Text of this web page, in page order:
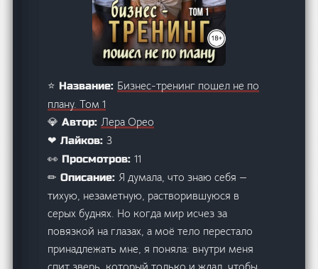
⭐ Название: Бизнес-тренинг пошел не по
плану. Том 1
💎 Автор:Лера Орео
❤ Лайков:3
👀 Просмотров:11
✏ Описание:Я думала, что знаю себя —
тихую, незаметную, растворившуюся в
серых буднях. Но когда мир исчез за
повязкой на глазах, а моё тело перестало
принадлежать мне, я поняла: внутри меня